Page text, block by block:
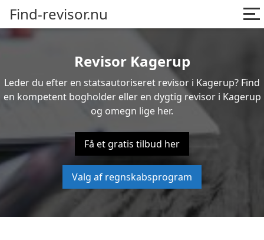
Find-revisor.nu
Revisor Kagerup
Leder du efter en statsautoriseret revisor i Kagerup? Find
en kompetent bogholder eller en dygtig revisor i Kagerup
og omegn lige her.
Få et gratis tilbud her
Valg af regnskabsprogram